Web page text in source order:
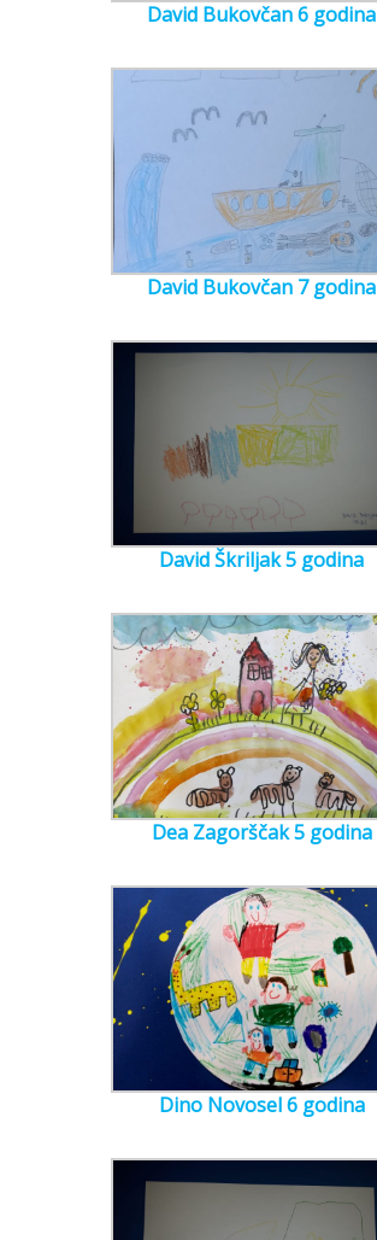
David Bukovčan 6 godina
David Bukovčan 7 godina
David Škriljak 5 godina
Dea Zagorščak 5 godina
Dino Novosel 6 godina